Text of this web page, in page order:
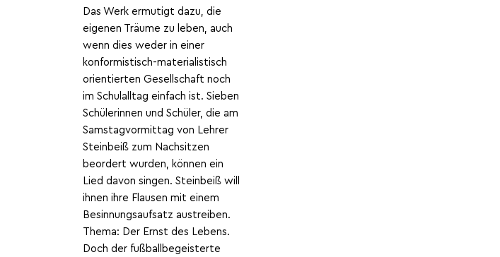
Das Werk ermutigt dazu, die
eigenen Träume zu leben, auch
wenn dies weder in einer
konformistisch-materialistisch
orientierten Gesellschaft noch
im Schulalltag einfach ist. Sieben
Schülerinnen und Schüler, die am
Samstagvormittag von Lehrer
Steinbeiß zum Nachsitzen
beordert wurden, können ein
Lied davon singen. Steinbeiß will
ihnen ihre Flausen mit einem
Besinnungsaufsatz austreiben.
Thema: Der Ernst des Lebens.
Doch der fußballbegeisterte